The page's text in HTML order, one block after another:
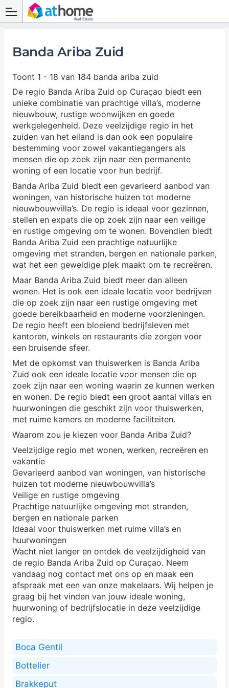
Banda Ariba Zuid
Toont 1 - 18 van 184 banda ariba zuid
De regio Banda Ariba Zuid op Curaçao biedt een
unieke combinatie van prachtige villa’s, moderne
nieuwbouw, rustige woonwijken en goede
werkgelegenheid. Deze veelzijdige regio in het
zuiden van het eiland is dan ook een populaire
bestemming voor zowel vakantiegangers als
mensen die op zoek zijn naar een permanente
woning of een locatie voor hun bedrijf.
Banda Ariba Zuid biedt een gevarieerd aanbod van
woningen, van historische huizen tot moderne
nieuwbouwvilla’s. De regio is ideaal voor gezinnen,
stellen en expats die op zoek zijn naar een veilige
en rustige omgeving om te wonen. Bovendien biedt
Banda Ariba Zuid een prachtige natuurlijke
omgeving met stranden, bergen en nationale parken,
wat het een geweldige plek maakt om te recreëren.
Maar Banda Ariba Zuid biedt meer dan alleen
wonen. Het is ook een ideale locatie voor bedrijven
die op zoek zijn naar een rustige omgeving met
goede bereikbaarheid en moderne voorzieningen.
De regio heeft een bloeiend bedrijfsleven met
kantoren, winkels en restaurants die zorgen voor
een bruisende sfeer.
Met de opkomst van thuiswerken is Banda Ariba
Zuid ook een ideale locatie voor mensen die op
zoek zijn naar een woning waarin ze kunnen werken
en wonen. De regio biedt een groot aantal villa’s en
huurwoningen die geschikt zijn voor thuiswerken,
met ruime kamers en moderne faciliteiten.
Waarom zou je kiezen voor Banda Ariba Zuid?
Veelzijdige regio met wonen, werken, recreëren en
vakantie
Gevarieerd aanbod van woningen, van historische
huizen tot moderne nieuwbouwvilla’s
Veilige en rustige omgeving
Prachtige natuurlijke omgeving met stranden,
bergen en nationale parken
Ideaal voor thuiswerken met ruime villa’s en
huurwoningen
Wacht niet langer en ontdek de veelzijdigheid van
de regio Banda Ariba Zuid op Curaçao. Neem
vandaag nog contact met ons op en maak een
afspraak met een van onze makelaars. Wij helpen je
graag bij het vinden van jouw ideale woning,
huurwoning of bedrijfslocatie in deze veelzijdige
regio.
Boca Gentil
Bottelier
Brakkeput